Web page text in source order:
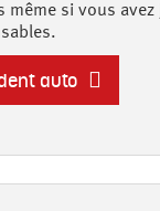
même si vous avez
auto